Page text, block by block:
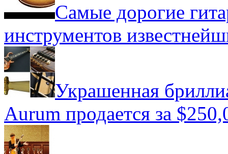
Самые дорогие
инструментов
Украшенная
Aurum продается за